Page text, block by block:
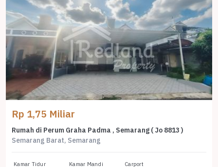
Rp 1,75 Miliar
Rumah di Perum Graha Padma , Semarang ( Jo 8813 )
Semarang Barat, Semarang
Kamar Tidur Kamar Mandi Carport